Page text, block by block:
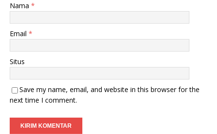
Nama *
Email *
Situs
Save my name, email, and website in this browser for the
next time I comment.